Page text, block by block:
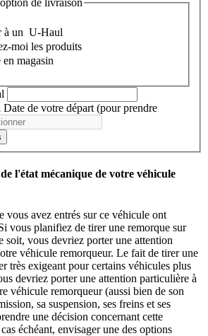
de livraison
à un U-Haul
moi les produits
en magasin
Date de votre départ (pour prendre
l'état mécanique de votre véhicule
vous avez entrés sur ce véhicule ont
vous planifiez de tirer une remorque sur
soit, vous devriez porter une attention
véhicule remorqueur. Le fait de tirer une
très exigeant pour certains véhicules plus
devriez porter une attention particulière à
véhicule remorqueur (aussi bien de son
sa suspension, ses freins et ses
une décision concernant cette
échéant, envisager une des options